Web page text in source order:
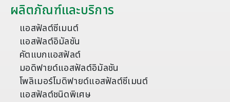
ผลิตภัณฑ์และบริการ
แอสฟัลต์ซีเมนต์
แอสฟัลต์อิมัลชัน
คัตแบกแอสฟัลต์
มอดิฟายด์แอสฟัลต์อิมัลชัน
โพลิเมอร์โมดิฟายด์แอสฟัลต์ซีเมนต์
แอสฟัลต์ชนิดพิเศษ